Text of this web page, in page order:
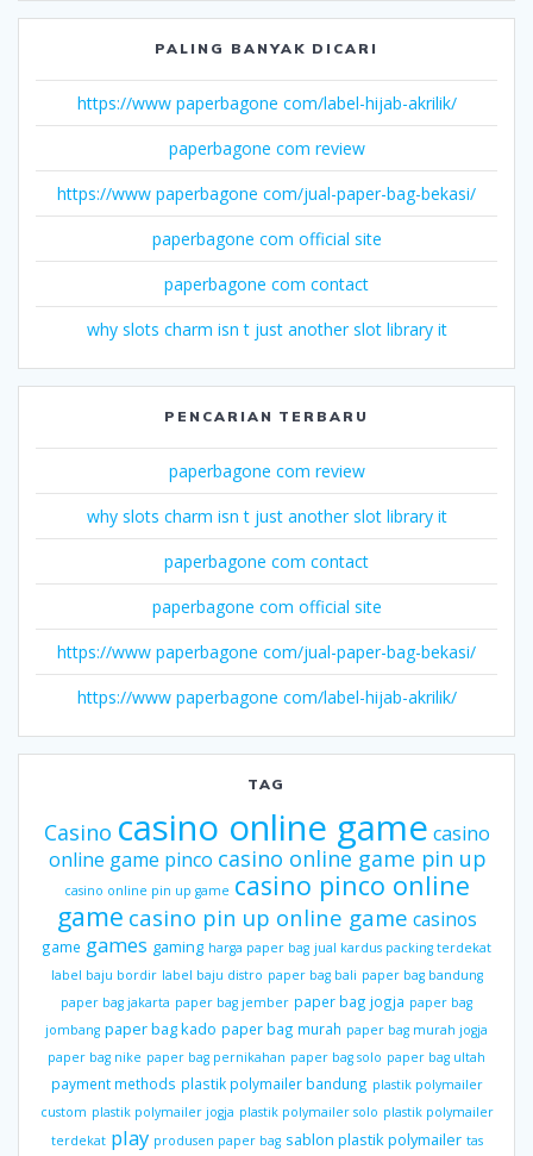
PALING BANYAK DICARI
https://www paperbagone com/label-hijab-akrilik/
paperbagone com review
https://www paperbagone com/jual-paper-bag-bekasi/
paperbagone com official site
paperbagone com contact
why slots charm isn t just another slot library it
PENCARIAN TERBARU
paperbagone com review
why slots charm isn t just another slot library it
paperbagone com contact
paperbagone com official site
https://www paperbagone com/jual-paper-bag-bekasi/
https://www paperbagone com/label-hijab-akrilik/
TAG
Casino casino online game casino
online game pinco casino online game pin up
casino online pin up game casino pinco online
game casino pin up online game casinos
game games gaming harga paper bag jual kardus packing terdekat
label baju bordir label baju distro paper bag bali paper bag bandung
paper bag jakarta paper bag jember paper bag jogja paper bag
jombang paper bag kado paper bag murah paper bag murah jogja
paper bag nike paper bag pernikahan paper bag solo paper bag ultah
payment methods plastik polymailer bandung plastik polymailer
custom plastik polymailer jogja plastik polymailer solo plastik polymailer
terdekat play produsen paper bag sablon plastik polymailer tas